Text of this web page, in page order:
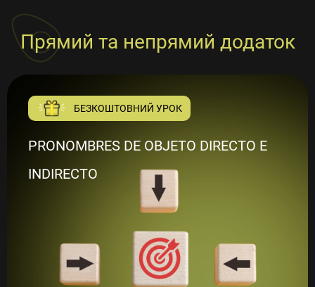
Прямий та непрямий додаток
БЕЗКОШТОВНИЙ УРОК
PRONOMBRES DE OBJETO DIRECTO E
INDIRECTO